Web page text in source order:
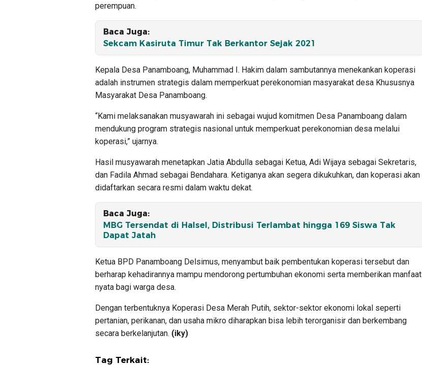
perempuan.
Baca Juga:
Sekcam Kasiruta Timur Tak Berkantor Sejak 2021
Kepala Desa Panamboang, Muhammad I. Hakim dalam sambutannya menekankan koperasi
adalah instrumen strategis dalam memperkuat perekonomian masyarakat desa Khususnya
Masyarakat Desa Panamboang.
“Kami melaksanakan musyawarah ini sebagai wujud komitmen Desa Panamboang dalam
mendukung program strategis nasional untuk memperkuat perekonomian desa melalui
koperasi,” ujarnya.
Hasil musyawarah menetapkan Jatia Abdulla sebagai Ketua, Adi Wijaya sebagai Sekretaris,
dan Fadila Ahmad sebagai Bendahara. Ketiganya akan segera dikukuhkan, dan koperasi akan
didaftarkan secara resmi dalam waktu dekat.
Baca Juga:
MBG Tersendat di Halsel, Distribusi Terlambat hingga 169 Siswa Tak
Dapat Jatah
Ketua BPD Panamboang Delsimus, menyambut baik pembentukan koperasi tersebut dan
berharap kehadirannya mampu mendorong pertumbuhan ekonomi serta memberikan manfaat
nyata bagi warga desa.
Dengan terbentuknya Koperasi Desa Merah Putih, sektor-sektor ekonomi lokal seperti
pertanian, perikanan, dan usaha mikro diharapkan bisa lebih terorganisir dan berkembang
secara berkelanjutan. (iky)
Tag Terkait: